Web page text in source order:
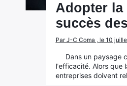
Adopter la
succès
Par J-C Coma , le 10
Dans un paysage
l'efficacité. Alors que
entreprises doivent